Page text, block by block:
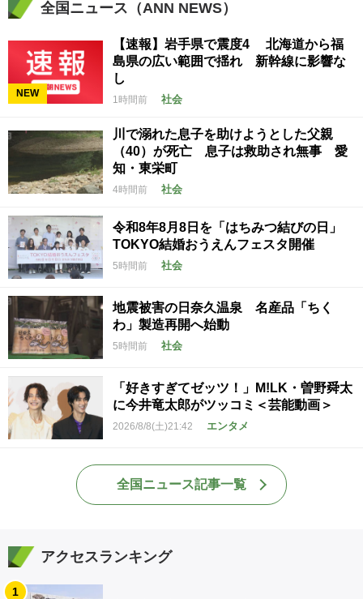
全国ニュース（ANN NEWS）
NEW
【速報】岩手県で震度4 北海道から福
島県の広い範囲で揺れ 新幹線に影響な
し
1時間前 社会
川で溺れた息子を助けようとした父親
（40）が死亡 息子は救助され無事 愛
知・東栄町
4時間前 社会
令和8年8月8日を「はちみつ結びの日」
TOKYO結婚おうえんフェスタ開催
5時間前 社会
地震被害の日奈久温泉 名産品「ちく
わ」製造再開へ始動
5時間前 社会
「好きすぎてゼッツ！」M!LK・曽野舜太
に今井竜太郎がツッコミ＜芸能動画＞
2026/8/8(土)21:42 エンタメ
全国ニュース記事一覧
アクセスランキング
1